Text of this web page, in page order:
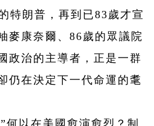
特朗普，再到已83歲才宣
麥康奈爾、86歲的眾議院
治的主導者，正是一群
仍在決定下一代命運的耄